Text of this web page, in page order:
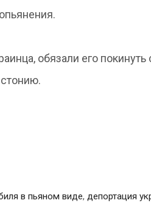
обязали его покинуть
в пьяном виде,депортация